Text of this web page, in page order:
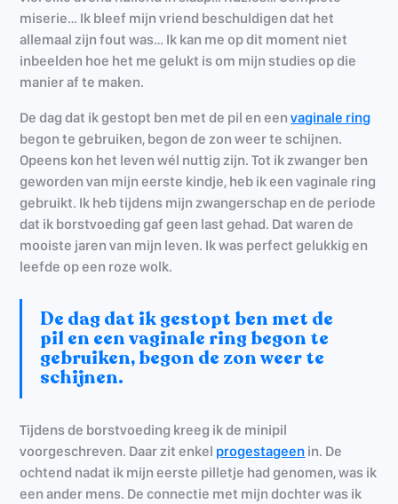
miserie… Ik bleef mijn vriend beschuldigen dat het
allemaal zijn fout was… Ik kan me op dit moment niet
inbeelden hoe het me gelukt is om mijn studies op die
manier af te maken.
De dag dat ik gestopt ben met de pil en eenvaginale ring
begon te gebruiken, begon de zon weer te schijnen.
Opeens kon het leven wél nuttig zijn. Tot ik zwanger ben
geworden van mijn eerste kindje, heb ik een vaginale ring
gebruikt. Ik heb tijdens mijn zwangerschap en de periode
dat ik borstvoeding gaf geen last gehad. Dat waren de
mooiste jaren van mijn leven. Ik was perfect gelukkig en
leefde op een roze wolk.
De dag dat ik gestopt ben met de
pil en een vaginale ring begon te
gebruiken, begon de zon weer te
schijnen.
Tijdens de borstvoeding kreeg ik de minipil
voorgeschreven. Daar zit enkel progestageen in. De
ochtend nadat ik mijn eerste pilletje had genomen, was ik
een ander mens. De connectie met mijn dochter was ik